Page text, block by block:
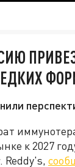
к 2027
Reddy's,